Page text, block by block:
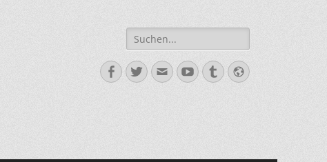
Suche
nach:
Facebook
Twitter
E-
Mail
YouTube
TumblrWebsite